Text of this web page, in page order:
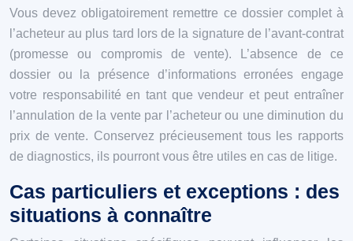
Vous devez obligatoirement remettre ce dossier complet à
l’acheteur au plus tard lors de la signature de l’avant-contrat
(promesse ou compromis de vente). L’absence de ce
dossier ou la présence d’informations erronées engage
votre responsabilité en tant que vendeur et peut entraîner
l’annulation de la vente par l’acheteur ou une diminution du
prix de vente. Conservez précieusement tous les rapports
de diagnostics, ils pourront vous être utiles en cas de litige.
Cas particuliers et exceptions : des
situations à connaître